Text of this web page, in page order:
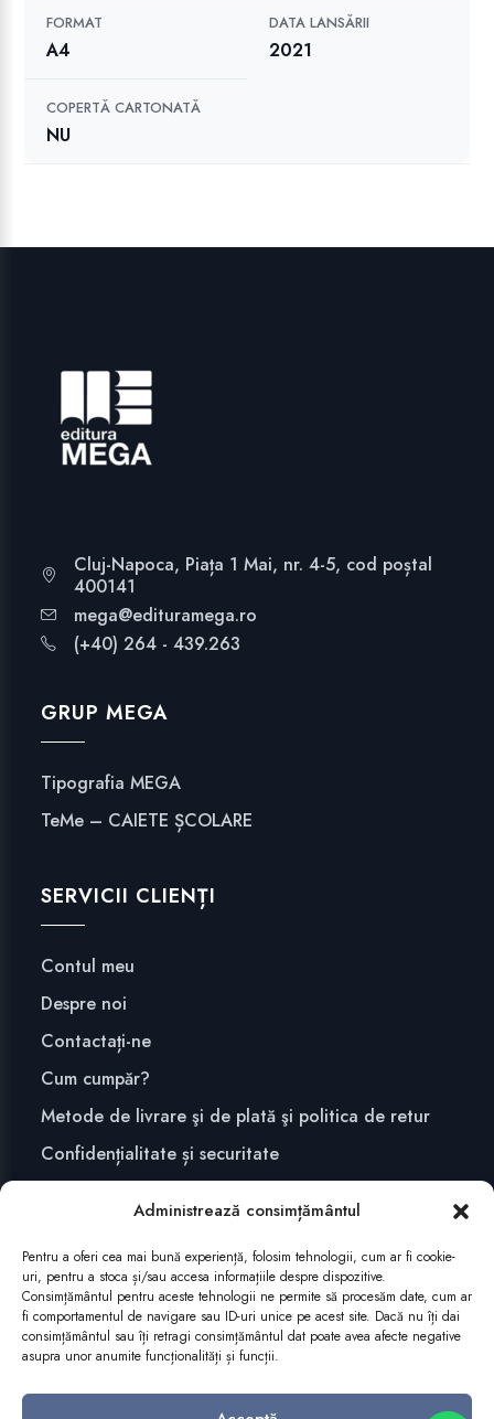
Administrează consimțământul
Pentru a oferi cea mai bună experiență, folosim tehnologii, cum ar fi cookie-
uri, pentru a stoca și/sau accesa informațiile despre dispozitive.
Consimțământul pentru aceste tehnologii ne permite să procesăm date, cum ar
fi comportamentul de navigare sau ID-uri unice pe acest site. Dacă nu îți dai
consimțământul sau îți retragi consimțământul dat poate avea afecte negative
asupra unor anumite funcționalități și funcții.
FORMAT
A4
DATA LANSĂRII
2021
COPERTĂ CARTONATĂ
NU
Cluj-Napoca, Piața 1 Mai, nr. 4-5, cod poștal
400141
mega@edituramega.ro
(+40) 264 - 439.263
GRUP MEGA
Tipografia MEGA
TeMe – CAIETE ȘCOLARE
SERVICII CLIENȚI
Contul meu
Despre noi
Contactați-ne
Cum cumpăr?
Metode de livrare şi de plată şi politica de retur
Confidențialitate și securitate